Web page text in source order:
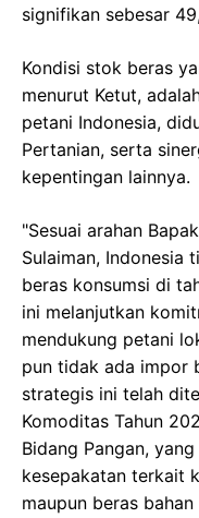
signifikan sebesar
Kondisi stok beras
menurut Ketut,
petani Indonesia,
Pertanian, serta
kepentingan lainnya.
"Sesuai arahan
Sulaiman, Indonesia
beras konsumsi di
ini melanjutkan
mendukung petani
pun tidak ada impor
strategis ini telah
Komoditas Tahun
Bidang Pangan,
kesepakatan terkait
maupun beras